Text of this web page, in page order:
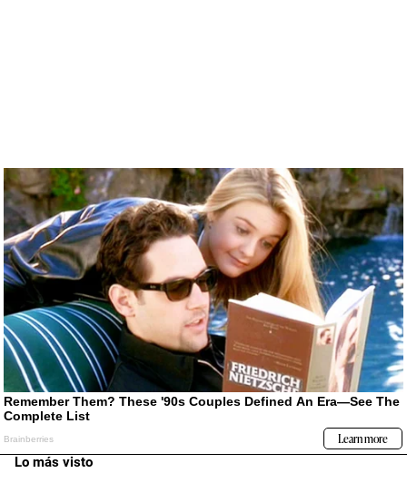
Lo más visto